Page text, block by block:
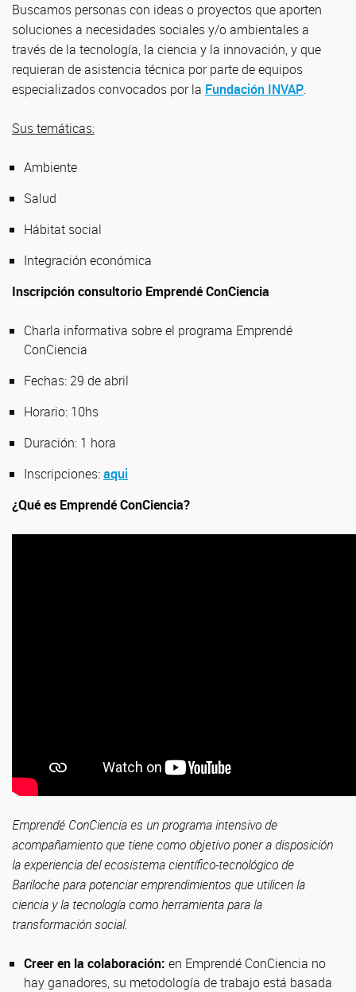
Buscamos personas con ideas o proyectos que aporten
soluciones a necesidades sociales y/o ambientales a
través de la tecnología, la ciencia y la innovación, y que
requieran de asistencia técnica por parte de equipos
especializados convocados por la Fundación INVAP.
Sus temáticas:
Ambiente
Salud
Hábitat social
Integración económica
Inscripción consultorio Emprendé ConCiencia
Charla informativa sobre el programa Emprendé
ConCiencia
Fechas: 29 de abril
Horario: 10hs
Duración: 1 hora
Inscripciones:aqui
¿Qué es Emprendé ConCiencia?
Emprendé ConCiencia es un programa intensivo de
acompañamiento que tiene como objetivo poner a disposición
la experiencia del ecosistema científico-tecnológico de
Bariloche para potenciar emprendimientos que utilicen la
ciencia y la tecnología como herramienta para la
transformación social.
Creer en la colaboración: en Emprendé ConCiencia no
hay ganadores, su metodología de trabajo está basada